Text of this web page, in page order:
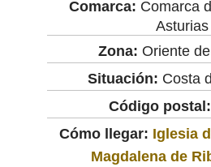
Comarca: Comarca
Asturias
Zona: Oriente
Situación: Costa
Código postal:
Cómo llegar: Iglesia
Magdalena de